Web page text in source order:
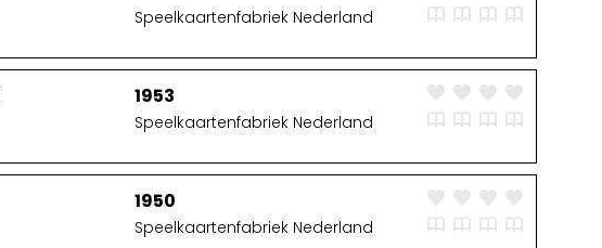
Speelkaartenfabriek Nederland
1953
Speelkaartenfabriek Nederland
1950
Speelkaartenfabriek Nederland